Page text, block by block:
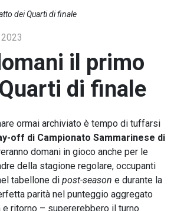
dei Quarti di finale
il primo
di finale
ormai archiviato è tempo di tuffarsi
off di Campionato Sammarinese di
domani in gioco anche per le
della stagione regolare, occupanti
tabellone di post-season e durante la
parità nel punteggio aggregato
ritorno – supererebbero il turno